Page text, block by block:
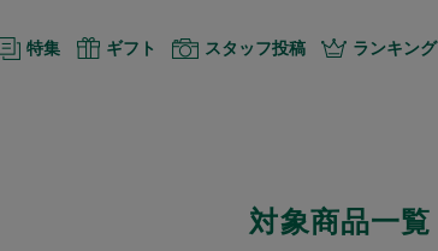
特集 ギフト スタッフ投稿 ランキング
対象商品一覧